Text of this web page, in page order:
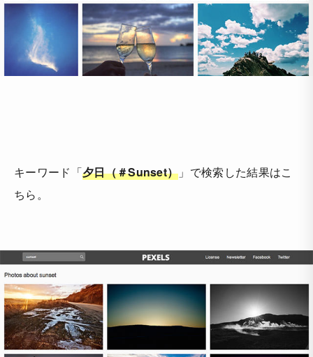
キーワード「夕日（＃Sunset） 」で検索した結果はこ
ちら。